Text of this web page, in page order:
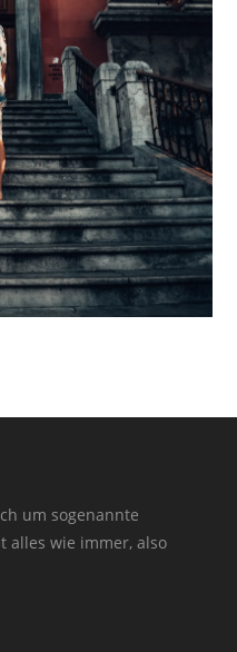
um sogenannte
alles wie immer, also